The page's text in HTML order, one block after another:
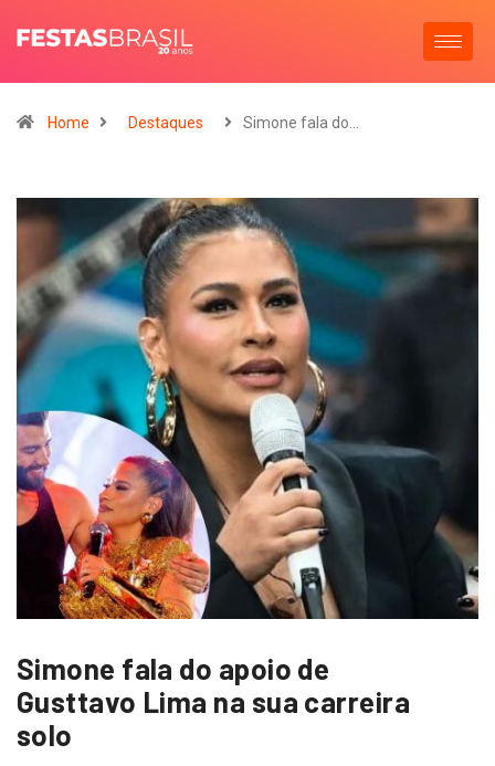
Home Destaques Simone fala do…
Simone fala do apoio de
Gusttavo Lima na sua carreira
solo